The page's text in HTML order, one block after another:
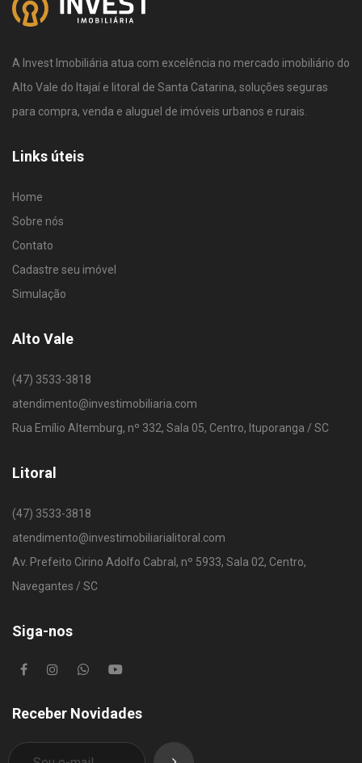
A Invest Imobiliária atua com excelência no mercado imobiliário do
Alto Vale do Itajaí e litoral de Santa Catarina, soluções seguras
para compra, venda e aluguel de imóveis urbanos e rurais.
Links úteis
Home
Sobre nós
Contato
Cadastre seu imóvel
Simulação
Alto Vale
(47) 3533-3818
atendimento@investimobiliaria.com
Rua Emílio Altemburg, nº 332, Sala 05, Centro, Ituporanga / SC
Litoral
(47) 3533-3818
atendimento@investimobiliarialitoral.com
Av. Prefeito Cirino Adolfo Cabral, nº 5933, Sala 02, Centro,
Navegantes / SC
Siga-nos
Receber Novidades